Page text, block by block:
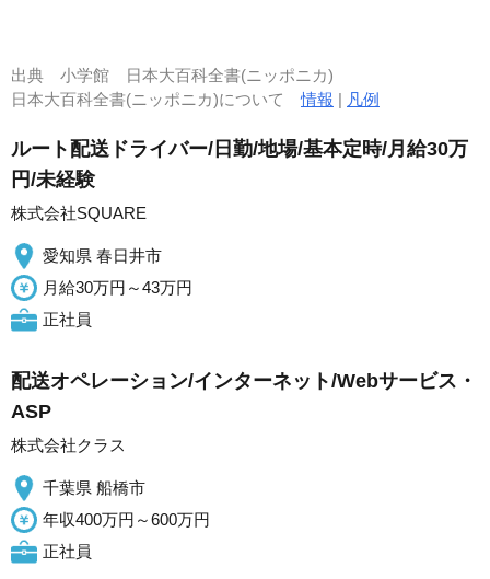
出典 小学館 日本大百科全書(ニッポニカ)
日本大百科全書(ニッポニカ)について情報 | 凡例
ルート配送ドライバー/日勤/地場/基本定時/月給30万
円/未経験
株式会社SQUARE
愛知県 春日井市
月給30万円～43万円
正社員
配送オペレーション/インターネット/Webサービス・
ASP
株式会社クラス
千葉県 船橋市
年収400万円～600万円
正社員